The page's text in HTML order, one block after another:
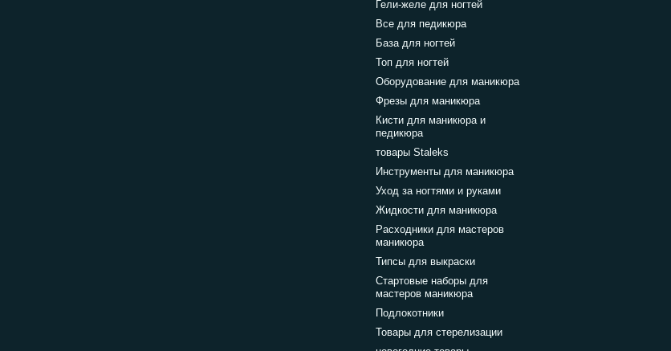
Гели-желе для ногтей
Все для педикюра
База для ногтей
Топ для ногтей
Оборудование для маникюра
Фрезы для маникюра
Кисти для маникюра и
педикюра
товары Staleks
Инструменты для маникюра
Уход за ногтями и руками
Жидкости для маникюра
Расходники для мастеров
маникюра
Типсы для выкраски
Стартовые наборы для
мастеров маникюра
Подлокотники
Товары для стерелизации